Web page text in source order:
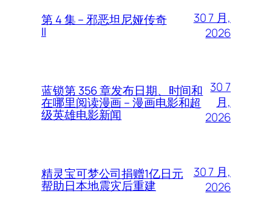
第 4 集 – 邪恶坦尼娅传奇
II
30 7 月,
2026
蓝锁第 356 章发布日期、时间和
在哪里阅读漫画 – 漫画电影和超
级英雄电影新闻
30 7
月,
2026
精灵宝可梦公司捐赠1亿日元
帮助日本地震灾后重建
30 7 月,
2026